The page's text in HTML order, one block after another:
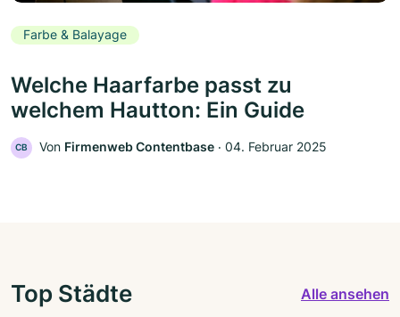
Farbe & Balayage
Welche Haarfarbe passt zu
welchem Hautton: Ein Guide
CB Von Firmenweb Contentbase ‧ 04. Februar 2025
Top Städte Alle ansehen